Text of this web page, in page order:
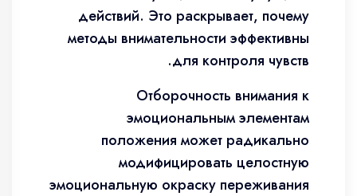
действий. Это раскрывает, почему
методы внимательности эффективны
для контроля чувств.
Отборочность внимания к
эмоциональным элементам
положения может радикально
модифицировать целостную
эмоциональную окраску переживания